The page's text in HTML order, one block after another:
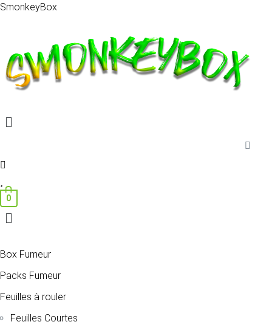
SmonkeyBox
Menu
0
Menu
Box Fumeur
Packs Fumeur
Feuilles à rouler
Feuilles Courtes